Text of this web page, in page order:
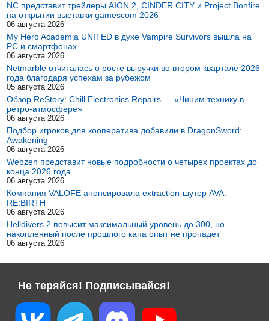
NC представит трейлеры AION 2, CINDER CITY и Project Bonfire
на открытии выставки gamescom 2026
06 августа 2026
My Hero Academia UNITED в духе Vampire Survivors вышла на
PC и смартфонах
06 августа 2026
Netmarble отчиталась о росте выручки во втором квартале 2026
года благодаря успехам за рубежом
05 августа 2026
Обзор ReStory: Chill Electronics Repairs — «Чиним технику в
ретро-атмосфере»
06 августа 2026
Подбор игроков для кооператива добавили в DragonSword:
Awakening
06 августа 2026
Webzen представит новые подробности о четырех проектах до
конца 2026 года
06 августа 2026
Компания VALOFE анонсировала extraction-шутер AVA:
RE:BIRTH
06 августа 2026
Helldivers 2 повысит максимальный уровень до 300, но
накопленный после прошлого капа опыт не пропадет
06 августа 2026
Не теряйся! Подписывайся!